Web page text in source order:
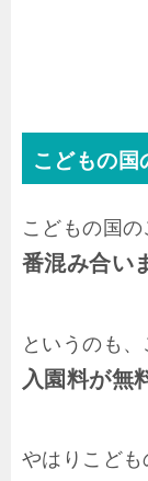
こどもの国
こどもの国
番混み合い
というのも、
入園料が無
やはりこど